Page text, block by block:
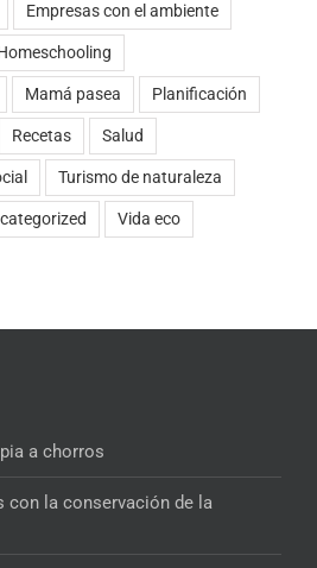
Empresas con el ambiente
Mamá pasea Planificación
Recetas Salud
Turismo de naturaleza
Vida eco
a chorros
con la conservación de la